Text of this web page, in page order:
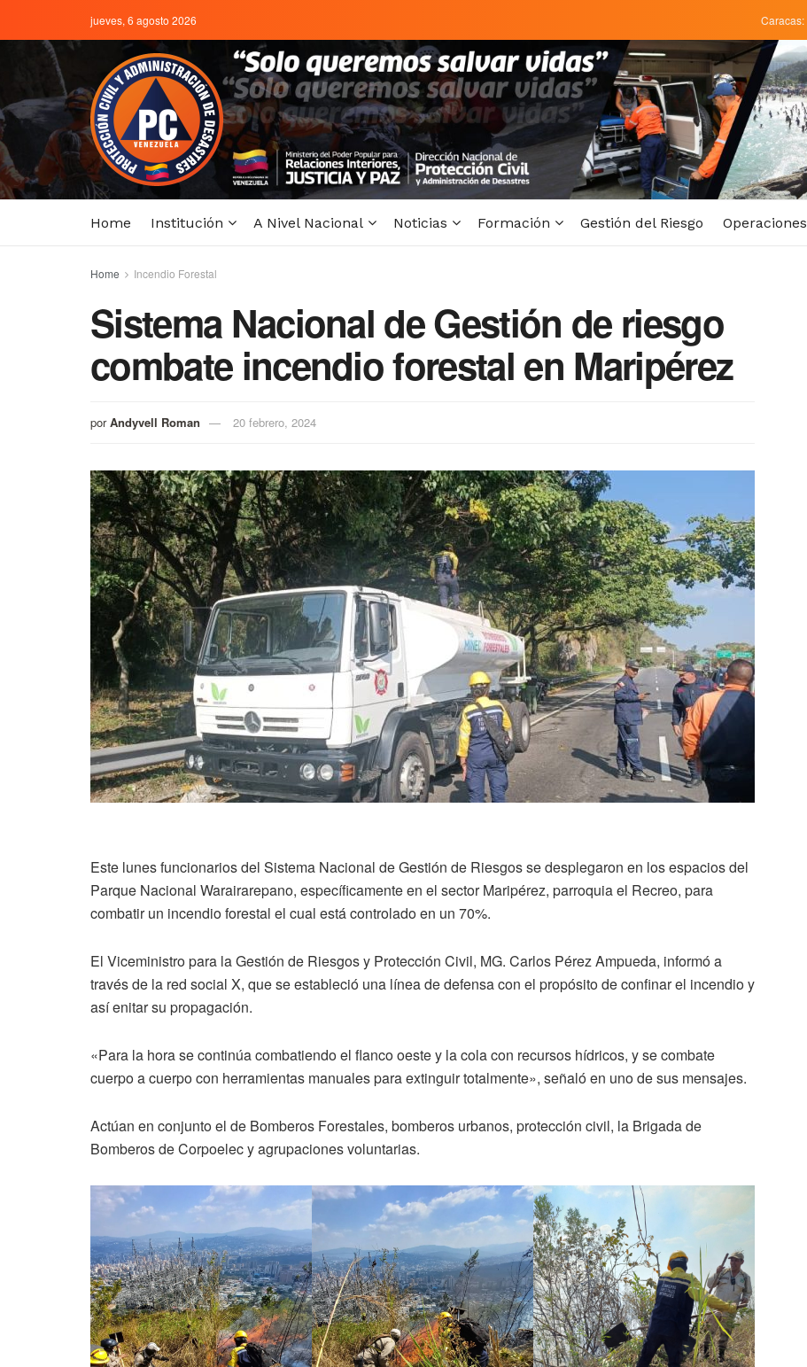
jueves, 6 agosto 2026 Caracas:
Home Institución A Nivel Nacional Noticias Formación Gestión del Riesgo Operaciones
Home Incendio Forestal
Sistema Nacional de Gestión de riesgo
combate incendio forestal en Maripérez
por Andyvell Roman 20 febrero, 2024
Este lunes funcionarios del Sistema Nacional de Gestión de Riesgos se desplegaron en los espacios del
Parque Nacional Warairarepano, específicamente en el sector Maripérez, parroquia el Recreo, para
combatir un incendio forestal el cual está controlado en un 70%.
El Viceministro para la Gestión de Riesgos y Protección Civil, MG. Carlos Pérez Ampueda, informó a
través de la red social X, que se estableció una línea de defensa con el propósito de confinar el incendio y
así enitar su propagación.
«Para la hora se continúa combatiendo el flanco oeste y la cola con recursos hídricos, y se combate
cuerpo a cuerpo con herramientas manuales para extinguir totalmente», señaló en uno de sus mensajes.
Actúan en conjunto el de Bomberos Forestales, bomberos urbanos, protección civil, la Brigada de
Bomberos de Corpoelec y agrupaciones voluntarias.